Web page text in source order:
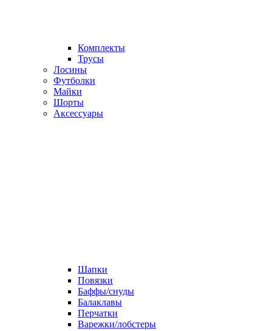
Комплекты
Трусы
Лосины
Футболки
Майки
Шорты
Аксессуары
Шапки
Повязки
Баффы/снуды
Балаклавы
Перчатки
Варежки/лобстеры